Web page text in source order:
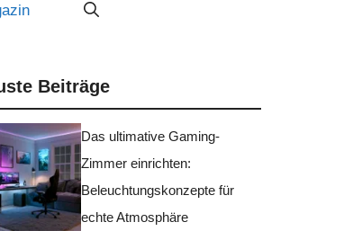
Beiträge
Das ultimative Gaming-
Zimmer einrichten:
Beleuchtungskonzepte für
echte Atmosphäre